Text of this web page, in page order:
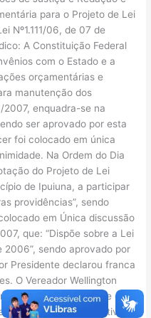
para o Projeto de Lei
Nº1.111/06, de 07 de
A Constituição Federal
com o Estado e a
orçamentárias e
manutenção dos
2007, enquadra-se na
ser aprovado por esta
foi colocado em única
Na Ordem do Dia
do Projeto de Lei
de Ipuiuna, a participar
providências”, sendo
em Única discussão
que: “Dispõe sobre a Lei
2006”, sendo aprovado por
Presidente declarou franca
O Vereador Wellington
Zé Rosa dizendo que eles
falta atitude do Executivo.